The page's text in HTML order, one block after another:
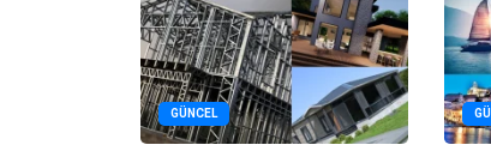
GÜNCEL